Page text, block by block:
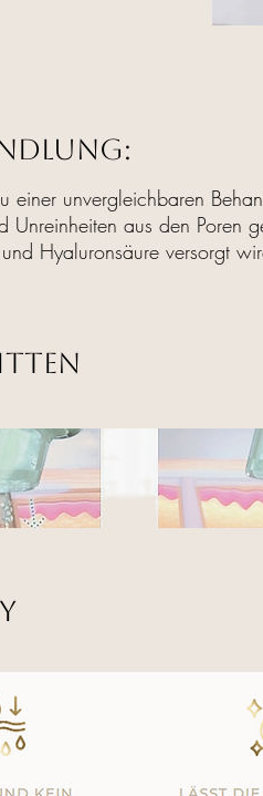
einer unvergleichbaren
aus den Poren
Hyaluronsäure versorgt